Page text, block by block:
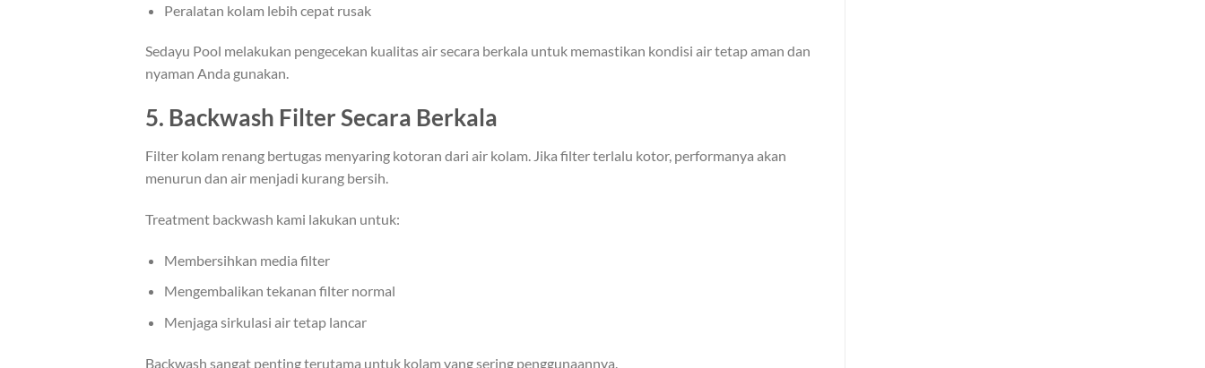
Peralatan kolam lebih cepat rusak
Sedayu Pool melakukan pengecekan kualitas air secara berkala untuk memastikan kondisi air tetap aman dan
nyaman Anda gunakan.
5. Backwash Filter Secara Berkala
Filter kolam renang bertugas menyaring kotoran dari air kolam. Jika filter terlalu kotor, performanya akan
menurun dan air menjadi kurang bersih.
Treatment backwash kami lakukan untuk:
Membersihkan media filter
Mengembalikan tekanan filter normal
Menjaga sirkulasi air tetap lancar
Backwash sangat penting terutama untuk kolam yang sering penggunaannya.